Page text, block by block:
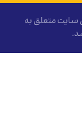
این سايت متعلق به